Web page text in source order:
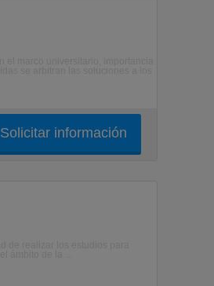
Solicitar información